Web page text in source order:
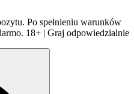
Po spełnieniu warunków
18+ | Graj odpowiedzialnie